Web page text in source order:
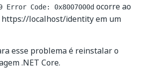
Error Code: 0x8007000d ocorre ao
https://localhost/identity em um
esse problema é reinstalar o
.NET Core.